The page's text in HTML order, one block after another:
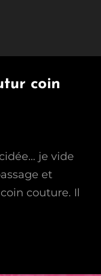
coin
je vide
et
couture. Il